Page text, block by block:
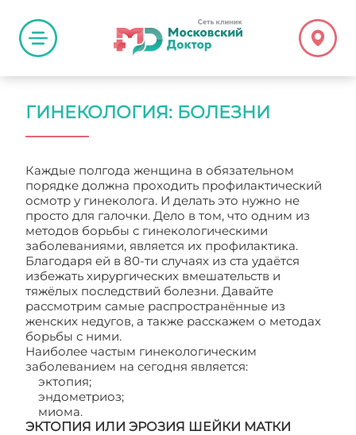
ГИНЕКОЛОГИЯ: БОЛЕЗНИ
Каждые полгода женщина в обязательном
порядке должна проходить профилактический
осмотр у гинеколога. И делать это нужно не
просто для галочки. Дело в том, что одним из
методов борьбы с гинекологическими
заболеваниями, является их профилактика.
Благодаря ей в 80-ти случаях из ста удаётся
избежать хирургических вмешательств и
тяжёлых последствий болезни. Давайте
рассмотрим самые распространённые из
женских недугов, а также расскажем о методах
борьбы с ними.
Наиболее частым гинекологическим
заболеванием на сегодня является:
эктопия;
эндометриоз;
миома.
ЭКТОПИЯ ИЛИ ЭРОЗИЯ ШЕЙКИ МАТКИ